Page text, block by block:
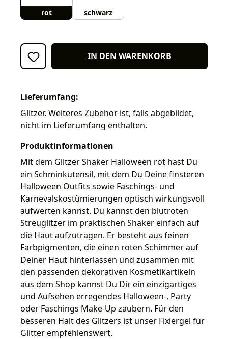
rot schwarz
IN DEN WARENKORB
Lieferumfang:
Glitzer. Weiteres Zubehör ist, falls abgebildet,
nicht im Lieferumfang enthalten.
Produktinformationen
Mit dem Glitzer Shaker Halloween rot hast Du
ein Schminkutensil, mit dem Du Deine finsteren
Halloween Outfits sowie Faschings- und
Karnevalskostümierungen optisch wirkungsvoll
aufwerten kannst. Du kannst den blutroten
Streuglitzer im praktischen Shaker einfach auf
die Haut aufzutragen. Er besteht aus feinen
Farbpigmenten, die einen roten Schimmer auf
Deiner Haut hinterlassen und zusammen mit
den passenden dekorativen Kosmetikartikeln
aus dem Shop kannst Du Dir ein einzigartiges
und Aufsehen erregendes Halloween-, Party
oder Faschings Make-Up zaubern. Für den
besseren Halt des Glitzers ist unser Fixiergel für
Glitter empfehlenswert.